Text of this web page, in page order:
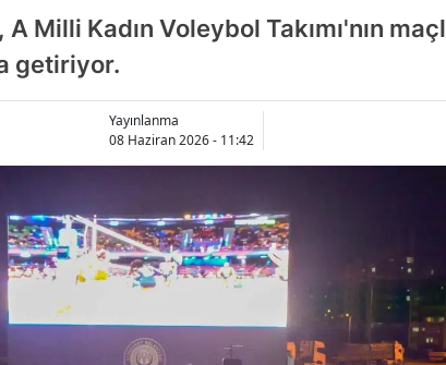
Aydın
Bilecik
Bitlis
Bolu
Milli Kadın Voleybol Takımı'nın
getiriyor.
Yayınlanma
08 Haziran 2026 - 11:42